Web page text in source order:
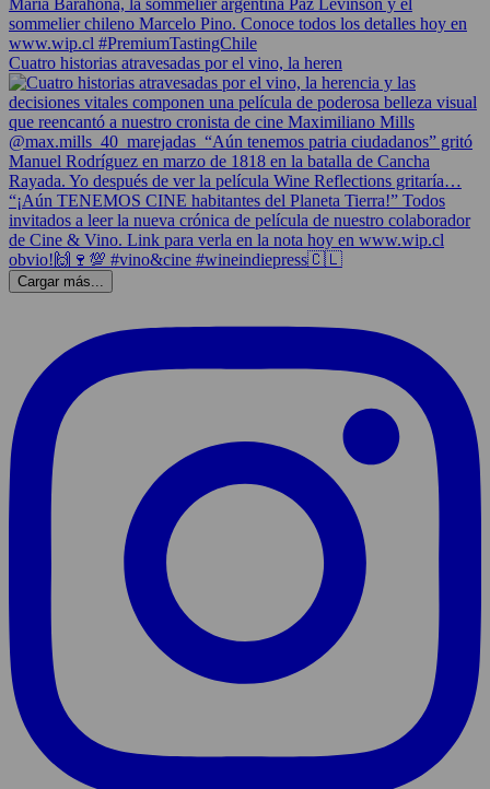
Cuatro historias atravesadas por el vino, la heren
Cargar más...